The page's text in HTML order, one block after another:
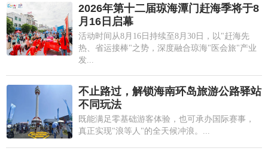
2026年第十二届琼海潭门赶海季将于8
月16日启幕
活动时间从8月16日持续至8月30日，以"赶海先
热、省运接棒"之势，深度融合琼海"医会旅"产业
发...
不止路过，解锁海南环岛旅游公路驿站
不同玩法
既能满足零基础游客体验，也可承办国际赛事，
真正实现"浪等人"的全天候冲浪。...